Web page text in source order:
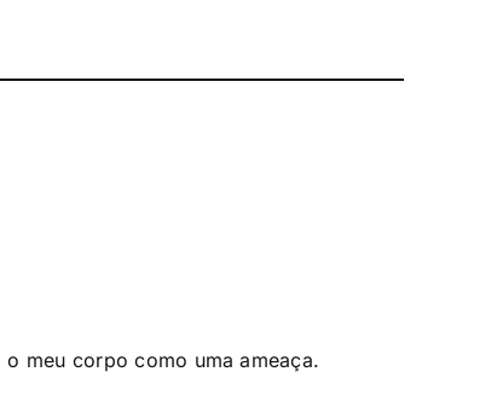
meu corpo como uma ameaça.